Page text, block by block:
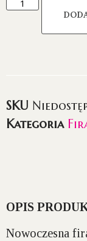
SKU
Kategoria
OPIS
Nowoczesna